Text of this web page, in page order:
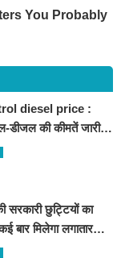
diesel price :
डीजल की कीमतें जारी,
पुरे प्रदेश में नए रेट
सरकारी छुट्टियों का
बार मिलेगा लगातार